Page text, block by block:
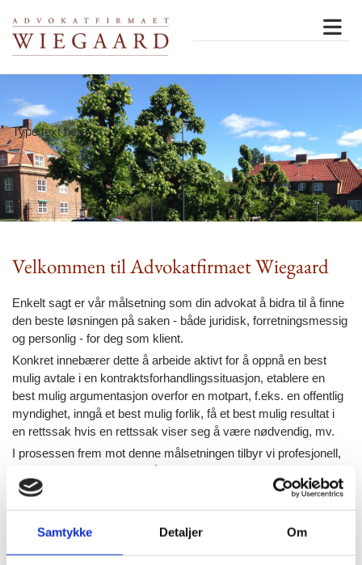
Samtykke Detaljer Om
Type text here
Velkommen til Advokatfirmaet Wiegaard
Enkelt sagt er vår målsetning som din advokat å bidra til å finne
den beste løsningen på saken - både juridisk, forretningsmessig
og personlig - for deg som klient.
Konkret innebærer dette å arbeide aktivt for å oppnå en best
mulig avtale i en kontraktsforhandlingssituasjon, etablere en
best mulig argumentasjon overfor en motpart, f.eks. en offentlig
myndighet, inngå et best mulig forlik, få et best mulig resultat i
en rettssak hvis en rettssak viser seg å være nødvendig, mv.
I prosessen frem mot denne målsetningen tilbyr vi profesjonell,